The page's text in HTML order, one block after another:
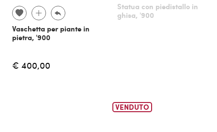
Vaschetta per piante in
pietra, '900
€ 400,00
Statua con piedistallo in
ghisa, '900
VENDUTO